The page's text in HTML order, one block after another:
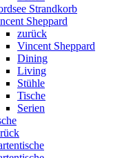
Strandkorb
Sheppard
zurück
Vincent Sheppard
Dining
Living
Stühle
Tische
Serien